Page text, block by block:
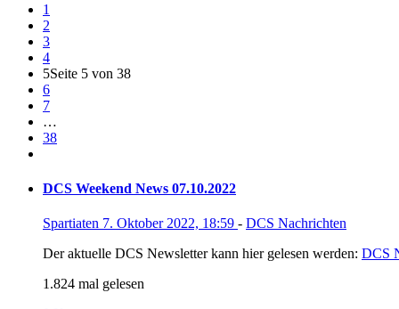
1
2
3
4
5Seite 5 von 38
6
7
…
38
DCS Weekend News 07.10.2022
Spartiaten 7. Oktober 2022, 18:59 - DCS Nachrichten
Der aktuelle DCS Newsletter kann hier gelesen werden: DCS
1.824 mal gelesen